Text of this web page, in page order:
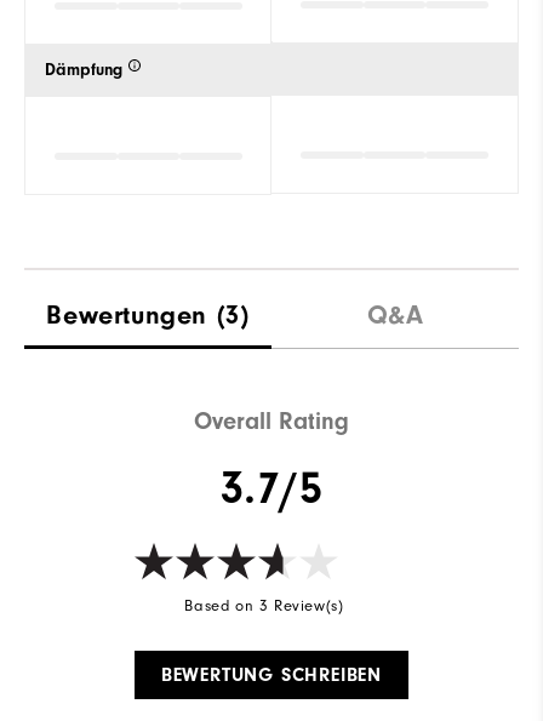
Dämpfung
Bewertungen (3) Q&A
Overall Rating
3.7/5
Based on 3 Review(s)
BEWERTUNG SCHREIBEN